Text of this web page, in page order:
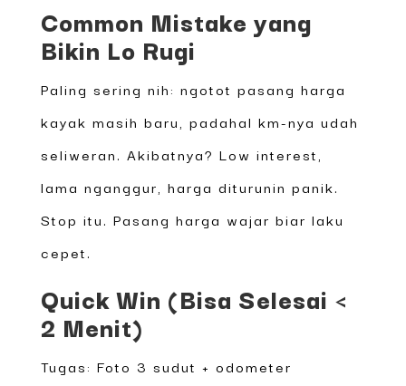
Common Mistake yang
Bikin Lo Rugi
Paling sering nih: ngotot pasang harga
kayak masih baru, padahal km-nya udah
seliweran. Akibatnya? Low interest,
lama nganggur, harga diturunin panik.
Stop itu. Pasang harga wajar biar laku
cepet.
Quick Win (Bisa Selesai <
2 Menit)
Tugas: Foto 3 sudut + odometer